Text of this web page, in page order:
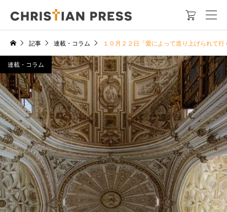

記事 連載・コラム １０月２２日「愛によって造り上げられて行
連載・コラム